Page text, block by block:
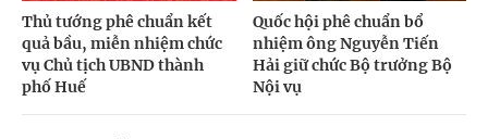
Thủ tướng phê chuẩn kết
quả bầu, miễn nhiệm chức
vụ Chủ tịch UBND thành
phố Huế
Quốc hội phê chuẩn bổ
nhiệm ông Nguyễn Tiến
Hải giữ chức Bộ trưởng Bộ
Nội vụ